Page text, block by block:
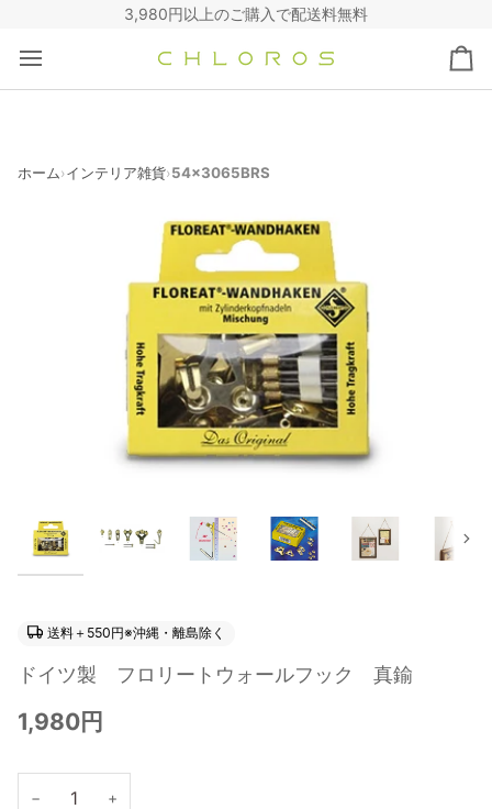
3,980円以上のご購入で配送料無料
カ
ー
ホーム›インテリア雑貨›54x3065BRS
次
送料＋550円※沖縄・離島除く
ドイツ製 フロリートウォールフック 真鍮
1,980円
− +